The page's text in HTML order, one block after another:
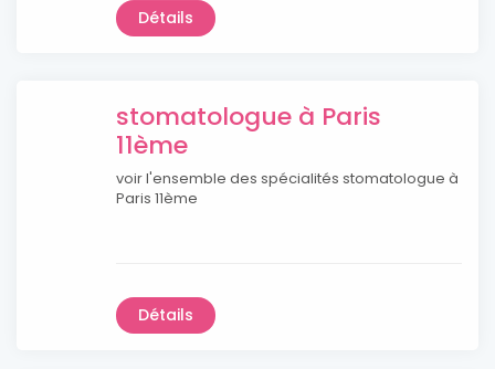
Détails
stomatologue à Paris
11ème
voir l'ensemble des spécialités stomatologue à
Paris 11ème
Détails